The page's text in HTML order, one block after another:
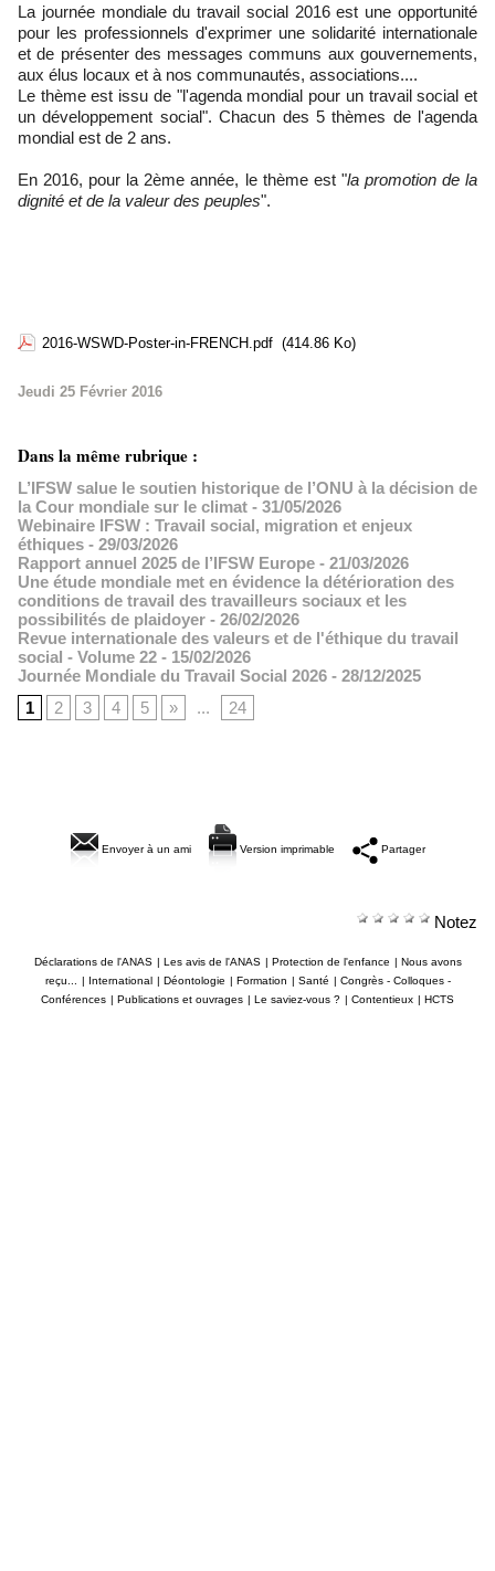
La journée mondiale du travail social 2016 est une opportunité
pour les professionnels d'exprimer une solidarité internationale
et de présenter des messages communs aux gouvernements,
aux élus locaux et à nos communautés, associations....
Le thème est issu de "l'agenda mondial pour un travail social et
un développement social". Chacun des 5 thèmes de l'agenda
mondial est de 2 ans.
En 2016, pour la 2ème année, le thème est "la promotion de la
dignité et de la valeur des peuples".
2016-WSWD-Poster-in-FRENCH.pdf (414.86 Ko)
Jeudi 25 Février 2016
Dans la même rubrique :
L’IFSW salue le soutien historique de l’ONU à la décision de
la Cour mondiale sur le climat - 31/05/2026
Webinaire IFSW : Travail social, migration et enjeux
éthiques - 29/03/2026
Rapport annuel 2025 de l’IFSW Europe - 21/03/2026
Une étude mondiale met en évidence la détérioration des
conditions de travail des travailleurs sociaux et les
possibilités de plaidoyer - 26/02/2026
Revue internationale des valeurs et de l'éthique du travail
social - Volume 22 - 15/02/2026
Journée Mondiale du Travail Social 2026 - 28/12/2025
1
2 3 4 5 » ... 24
Envoyer à un ami Version imprimable Partager
Notez
Déclarations de l'ANAS | Les avis de l'ANAS | Protection de l'enfance | Nous avons
reçu...
| International | Déontologie | Formation | Santé | Congrès - Colloques -
Conférences | Publications et ouvrages | Le saviez-vous ? | Contentieux | HCTS